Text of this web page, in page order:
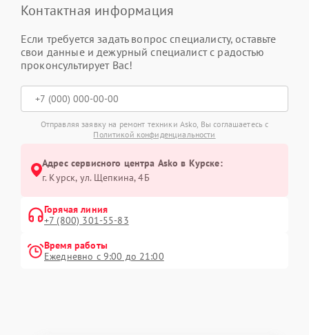
Контактная информация
Если требуется задать вопрос специалисту, оставьте
свои данные и дежурный специалист с радостью
проконсультирует Вас!
Отправляя заявку на ремонт техники Asko, Вы соглашаетесь с
Политикой конфиденциальности
Адрес сервисного центра Asko в Курске:
г. Курск, ул. Щепкина, 4Б
Горячая линия
+7 (800) 301-55-83
Время работы
Ежедневно с 9:00 до 21:00